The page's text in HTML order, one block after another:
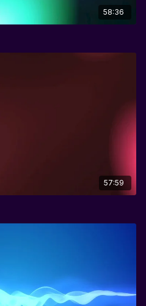
58:36
57:59